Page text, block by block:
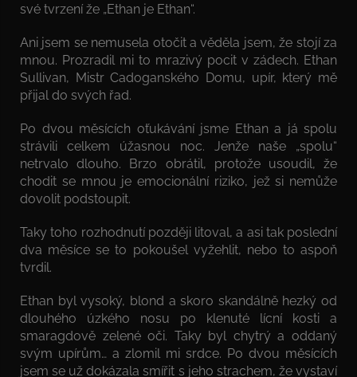
své tvrzení že „Ethan je Ethan“.
Ani jsem se nemusela otočit a věděla jsem, že stojí za
mnou. Prozradil mi to mrazivý pocit v zádech. Ethan
Sullivan, Mistr Cadoganského Domu, upír, který mě
přijal do svých řad.
Po dvou měsících oťukávání jsme Ethan a já spolu
strávili celkem úžasnou noc. Jenže naše „spolu“
netrvalo dlouho. Brzo obrátil, protože usoudil, že
chodit se mnou je emocionální riziko, jež si nemůže
dovolit podstoupit.
Taky toho rozhodnutí později litoval, a asi tak poslední
dva měsíce se to pokoušel vyžehlit, nebo to aspoň
tvrdil.
Ethan byl vysoký, blond a skoro skandálně hezký od
dlouhého úzkého nosu po klenuté lícní kosti a
smaragdově zelené oči. Taky byl chytrý a oddaný
svým upírům… a zlomil mi srdce. Po dvou měsících
jsem se už dokázala smířit s jeho strachem, že vystaví